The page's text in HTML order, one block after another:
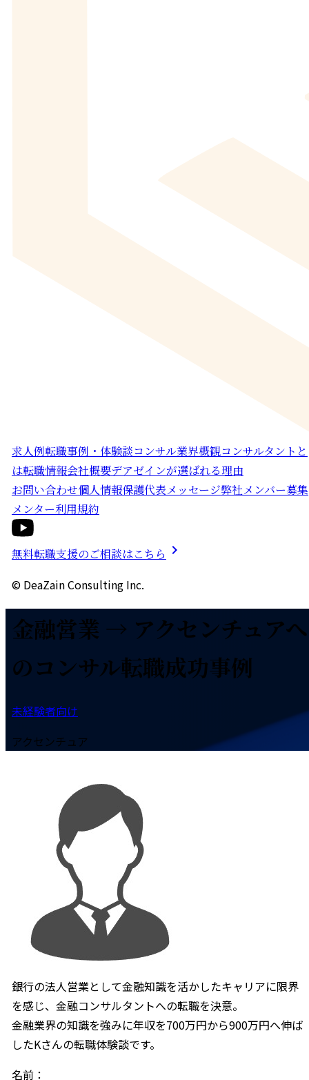
求人例転職事例・体験談コンサル業界概観コンサルタントと
は転職情報会社概要デアゼインが選ばれる理由
お問い合わせ個人情報保護代表メッセージ弊社メンバー募集
メンター利用規約
無料転職支援のご相談はこちら chevron_right
© DeaZain Consulting Inc.
金融営業 → アクセンチュアへ
のコンサル転職成功事例
未経験者向け
アクセンチュア
銀行の法人営業として金融知識を活かしたキャリアに限界
を感じ、金融コンサルタントへの転職を決意。
金融業界の知識を強みに年収を700万円から900万円へ伸ば
したKさんの転職体験談です。
名前：